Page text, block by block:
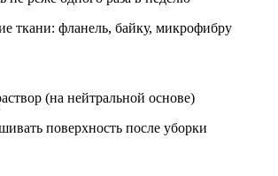
ткани: фланель, байку, микрофибру
(на нейтральной основе)
поверхность после уборки